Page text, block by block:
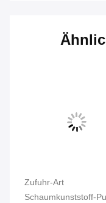
Zufuhr-Art
Schaumkunststoff-